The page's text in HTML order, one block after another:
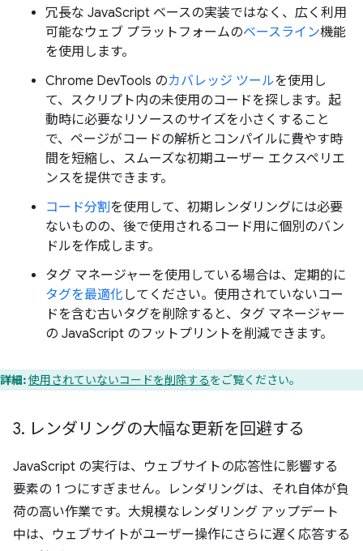
冗長な JavaScript ベースの実装ではなく、広く利用
可能なウェブ プラットフォームのベースライン機能
を使用します。
Chrome DevTools のカバレッジ ツールを使用し
て、スクリプト内の未使用のコードを探します。起
動時に必要なリソースのサイズを小さくすること
で、ページがコードの解析とコンパイルに費やす時
間を短縮し、スムーズな初期ユーザー エクスペリエ
ンスを提供できます。
コード分割を使用して、初期レンダリングには必要
ないものの、後で使用されるコード用に個別のバン
ドルを作成します。
タグ マネージャーを使用している場合は、定期的に
タグを最適化 してください。使用されていないコー
ドを含む古いタグを削除すると、タグ マネージャー
の JavaScript のフットプリントを削減できます。
詳細:使用されていないコードを削除するをご覧ください。
3. レンダリングの大幅な更新を回避する
JavaScript の実行は、ウェブサイトの応答性に影響する
要素の 1 つにすぎません。レンダリングは、それ自体が負
荷の高い作業です。大規模なレンダリング アップデート
中は、ウェブサイトがユーザー操作にさらに遅く応答する